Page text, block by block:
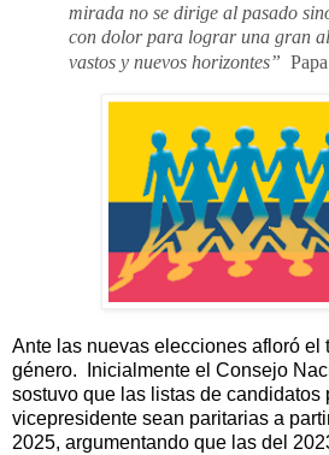
mirada no se dirige al pasado
con dolor para lograr una gran
vastos y nuevos horizontes”
Ante las nuevas elecciones afloró el
género.
Inicialmente el Consejo
sostuvo que las listas de candidatos
vicepresidente sean paritarias a
2025, argumentando que las del